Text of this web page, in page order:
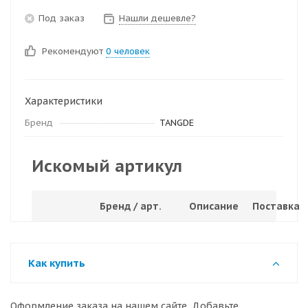
Под заказ Нашли дешевле?
Рекомендуют 0 человек
Характеристики
Бренд TANGDE
Искомый артикул
Бренд / арт. Описание Поставка
Как купить